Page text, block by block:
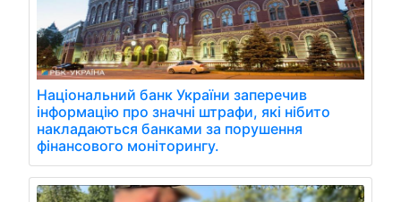
Національний банк України заперечив
інформацію про значні штрафи, які нібито
накладаються банками за порушення
фінансового моніторингу.